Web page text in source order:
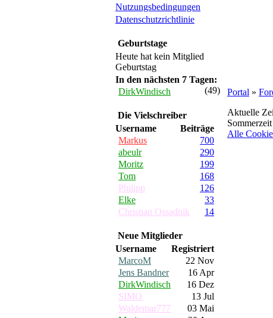
Nutzungsbedingungen
Datenschutzrichtlinie
Geburtstage
Heute hat kein Mitglied
Geburtstag
In den nächsten 7 Tagen:
DirkWindisch
(49)
Die Vielschreiber
Username
Beiträge
Markus
700
abeulr
290
Moritz
199
Tom
168
Philipp
126
Elke
33
Christian Ossadnik
14
Neue Mitglieder
Username
Registriert
MarcoM
22 Nov
Jens Bandner
16 Apr
DirkWindisch
16 Dez
SIMO
13 Jul
Waldemar777
03 Mai
Portal »
Aktuelle
Alle